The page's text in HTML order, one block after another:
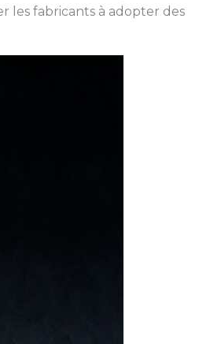
les fabricants à adopter des